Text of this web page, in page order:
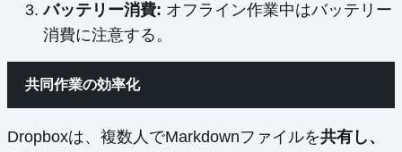
バッテリー消費: オフライン作業中はバッテリー
消費に注意する。
共同作業の効率化
Dropboxは、複数人でMarkdownファイルを共有し、